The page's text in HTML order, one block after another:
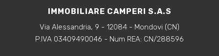
IMMOBILIARE CAMPERI S.A.S
Via Alessandria, 9 - 12084 - Mondovi (CN)
P.IVA 03409490046 - Num REA: CN/288596